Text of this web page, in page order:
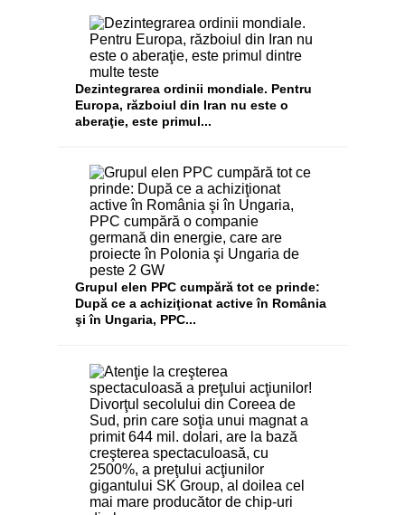
Dezintegrarea ordinii mondiale. Pentru
Europa, războiul din Iran nu este o
aberaţie, este primul...
Grupul elen PPC cumpără tot ce prinde:
După ce a achiziţionat active în România
şi în Ungaria, PPC...